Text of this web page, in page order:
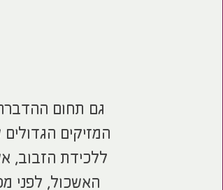
גם תחום
המזיקים
ללכידת הזבוב,
האשכול, לפני